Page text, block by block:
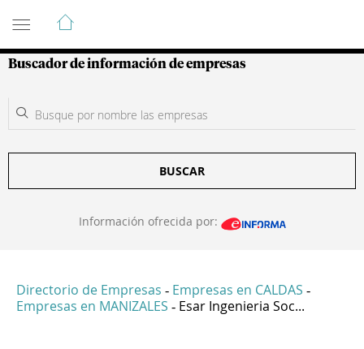
Guía de Empresas Colombianas
Buscador de información de empresas
BUSCAR
Información ofrecida por:
Directorio de Empresas - Empresas en CALDAS -
Empresas en MANIZALES - Esar Ingenieria Soc...